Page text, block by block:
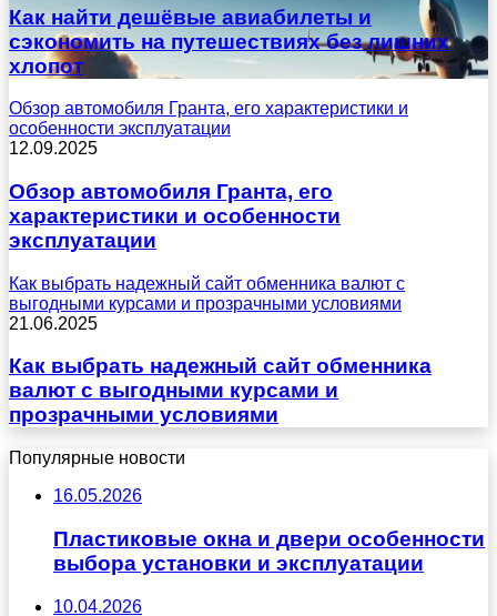
Как найти дешёвые авиабилеты и
сэкономить на путешествиях без лишних
хлопот
Обзор автомобиля Гранта, его характеристики и
особенности эксплуатации
12.09.2025
Обзор автомобиля Гранта, его
характеристики и особенности
эксплуатации
Как выбрать надежный сайт обменника валют с
выгодными курсами и прозрачными условиями
21.06.2025
Как выбрать надежный сайт обменника
валют с выгодными курсами и
прозрачными условиями
Популярные новости
16.05.2026
Пластиковые окна и двери особенности
выбора установки и эксплуатации
10.04.2026